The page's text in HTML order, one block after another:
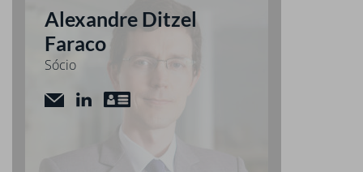
Alexandre Ditzel
Faraco
Sócio